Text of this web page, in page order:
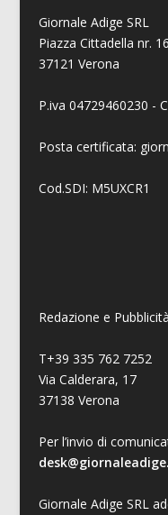
Giornale Adige SRL
Piazza Cittadella nr. 16
37121 Verona
P.iva 04729460230 -
Posta certificata:
Cod.SDI: M5UXCR1
Redazione e
T+39 335 762 7252
Via Calderara, 17
37138 Verona
Per l’invio di
Giornale Adige SRL